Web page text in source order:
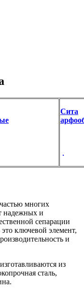
Сита
многих
надежных и
сепарации
ключевой элемент,
и
из
сталь,